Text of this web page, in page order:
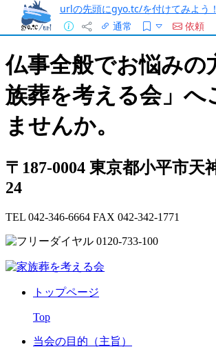
urlの先頭にgyo.tc/を付けてみよう！
通常
依頼